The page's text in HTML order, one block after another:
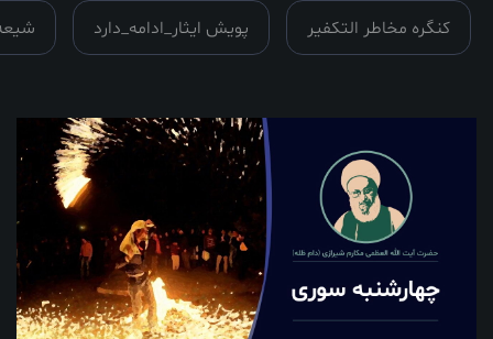
التکفیر پویش ایثار_ادامه_دارد شیعه و گسترش علوم
زمان :
همه